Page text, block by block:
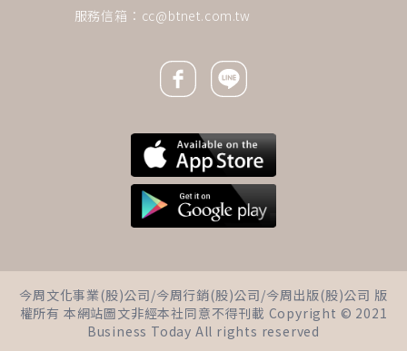
沈玉琳罹血癌「非一夕冒出
來」！醫曝4生活方式「默默推
壞細胞一把」：現在就做6件事
服務信箱： cc@btnet.com.tw
Facebook icon
Line icon
今周文化事業(股)公司/今周行銷(股)公司/今周出版(股)公司 版
權所有 本網站圖文非經本社同意不得刊載 Copyright © 2021
Business Today All rights reserved